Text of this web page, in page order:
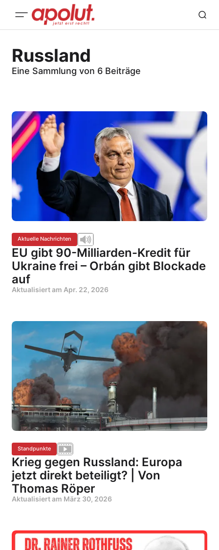
Russland
Eine Sammlung von 6 Beiträge
Aktuelle Nachrichten
EU gibt 90-Milliarden-Kredit für
Ukraine frei – Orbán gibt Blockade
auf
Aktualisiert am Apr. 22, 2026
Standpunkte
Krieg gegen Russland: Europa
jetzt direkt beteiligt? | Von
Thomas Röper
Aktualisiert am März 30, 2026